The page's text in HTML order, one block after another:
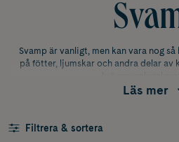
Svamp är vanligt, men kan vara nog
på fötter, ljumskar och andra delar av
krämer och gel
svampinfektioner
Läs mer
Filtrera & sortera